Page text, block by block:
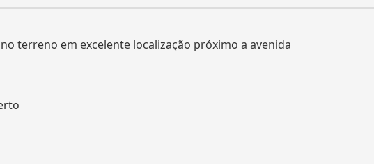
terreno em excelente localização próximo a avenida